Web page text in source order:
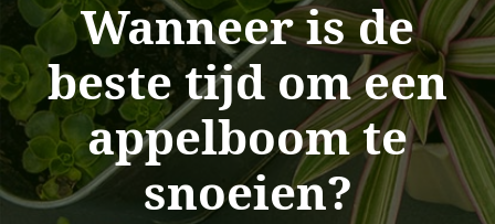
Wanneer is de
beste tijd om een
appelboom te
snoeien?